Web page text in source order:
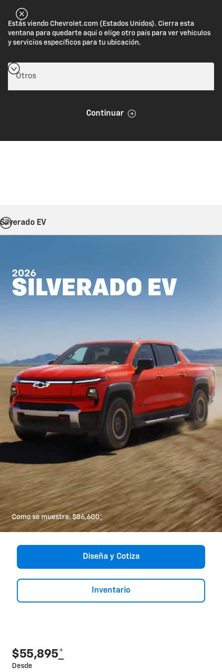
Estás viendo Chevrolet.com (Estados Unidos). Cierra esta
ventana para quedarte aquí o elige otro país para ver vehículos
y servicios específicos para tu ubicación.
Continuar
Silverado EV
2026
SILVERADO EV
Como se muestra: $86,600*
Diseña y Cotiza
Inventario
$55,895*
Desde